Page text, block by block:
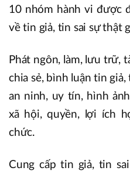
10 nhóm hành vi được
về tin giả, tin sai sự thật
Phát ngôn, làm, lưu trữ,
chia sẻ, bình luận tin
an ninh, uy tín, hình
xã hội, quyền, lợi ích
chức.
Cung cấp tin giả, tin